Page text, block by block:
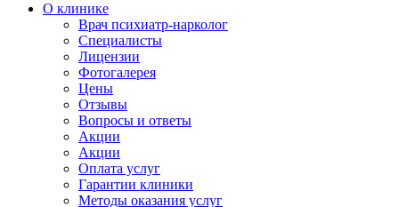
О клинике
Врач психиатр-нарколог
Специалисты
Лицензии
Фотогалерея
Цены
Отзывы
Вопросы и ответы
Акции
Акции
Оплата услуг
Гарантии клиники
Методы оказания услуг